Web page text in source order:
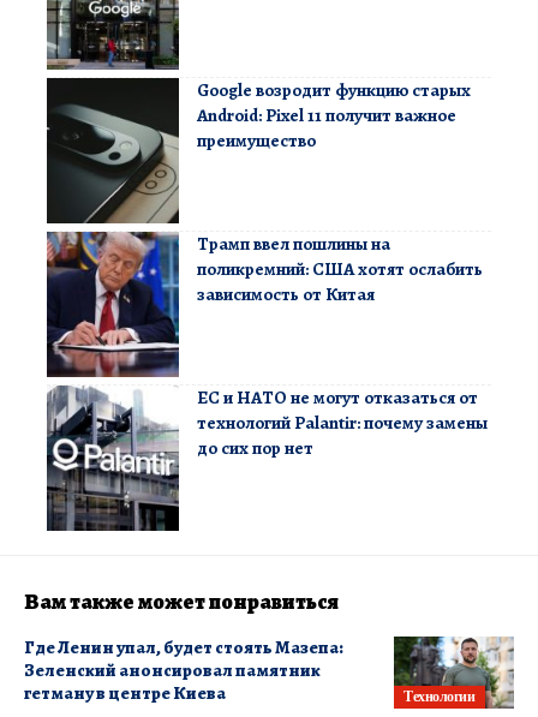
Google возродит функцию старых
Android: Pixel 11 получит важное
преимущество
Трамп ввел пошлины на
поликремний: США хотят ослабить
зависимость от Китая
ЕС и НАТО не могут отказаться от
технологий Palantir: почему замены
до сих пор нет
Вам также может понравиться
Технологии
Где Ленин упал, будет стоять Мазепа:
Зеленский анонсировал памятник
гетману в центре Киева